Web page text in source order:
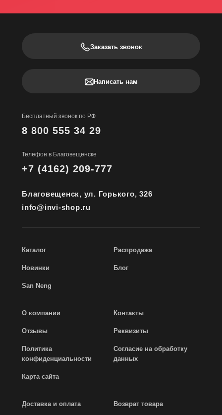
Заказать звонок
Написать нам
Бесплатный звонок по РФ
8 800 555 34 29
Телефон в Благовещенске
+7 (4162) 209-777
Благовещенск, ул. Горького, 326
info@invi-shop.ru
Каталог Распродажа
Новинки Блог
San Neng
О компании Контакты
Отзывы Реквизиты
Политика
конфиденциальности
Согласие на обработку
данных
Карта сайта
Доставка и оплата Возврат товара